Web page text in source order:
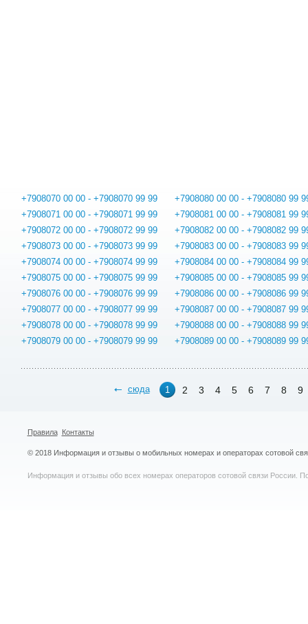
+7908070 00 00 - +7908070 99 99
+7908071 00 00 - +7908071 99 99
+7908072 00 00 - +7908072 99 99
+7908073 00 00 - +7908073 99 99
+7908074 00 00 - +7908074 99 99
+7908075 00 00 - +7908075 99 99
+7908076 00 00 - +7908076 99 99
+7908077 00 00 - +7908077 99 99
+7908078 00 00 - +7908078 99 99
+7908079 00 00 - +7908079 99 99
+7908080 00 00 - +7908080 99
+7908081 00 00 - +7908081 99
+7908082 00 00 - +7908082 99
+7908083 00 00 - +7908083 99
+7908084 00 00 - +7908084 99
+7908085 00 00 - +7908085 99
+7908086 00 00 - +7908086 99
+7908087 00 00 - +7908087 99
+7908088 00 00 - +7908088 99
+7908089 00 00 - +7908089 99
сюда 1 2 3 4 5 6 7 8 9
Правила Контакты
© 2018 Информация и отзывы о мобильных номерах и операторах сотовой
Информация и отзывы обо всех номерах операторов сотовой связи России.